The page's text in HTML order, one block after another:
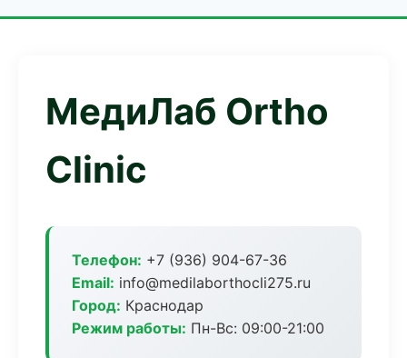
МедиЛаб Ortho
Clinic
Телефон: +7 (936) 904-67-36
Email: info@medilaborthocli275.ru
Город: Краснодар
Режим работы: Пн-Вс: 09:00-21:00